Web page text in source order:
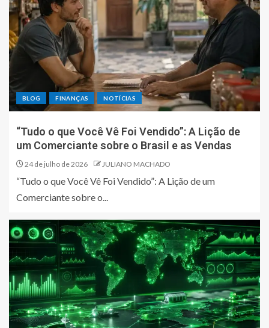
BLOG FINANÇAS NOTÍCIAS
“Tudo o que Você Vê Foi Vendido”: A Lição de
um Comerciante sobre o Brasil e as Vendas
24 de julho de 2026 JULIANO MACHADO
“Tudo o que Você Vê Foi Vendido”: A Lição de um
Comerciante sobre o...